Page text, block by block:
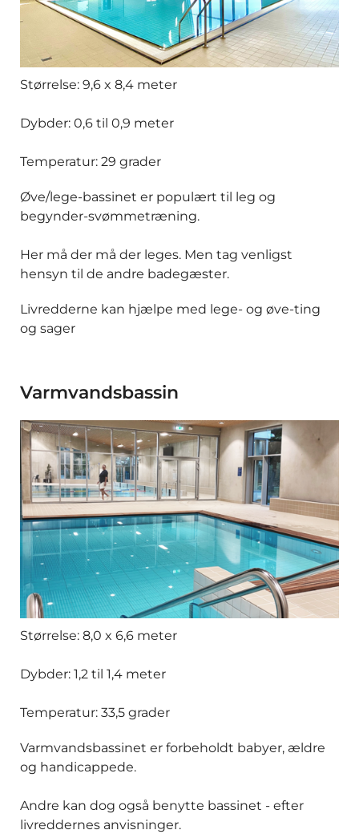
Størrelse: 9,6 x 8,4 meter
Dybder: 0,6 til 0,9 meter
Temperatur: 29 grader
Øve/lege-bassinet er populært til leg og
begynder-svømmetræning.
Her må der må der leges. Men tag venligst
hensyn til de andre badegæster.
Livredderne kan hjælpe med lege- og øve-ting
og sager
Varmvandsbassin
Størrelse: 8,0 x 6,6 meter
Dybder: 1,2 til 1,4 meter
Temperatur: 33,5 grader
Varmvandsbassinet er forbeholdt babyer, ældre
og handicappede.
Andre kan dog også benytte bassinet - efter
livreddernes anvisninger.